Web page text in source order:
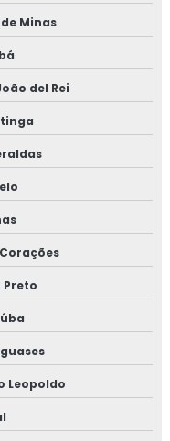
petróleo
de água gelada
de água gelada rj
água quente
de cobre
de vapor
Minas
del Rei
Preto
Leopoldo